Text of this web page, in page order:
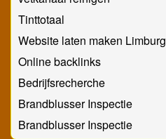
Tinttotaal
Website laten maken Limburg
Online backlinks
Bedrijfsrecherche
Brandblusser Inspectie
Brandblusser Inspectie